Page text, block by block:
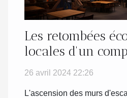
Les retombées
locales d'un
d'escalade et de
26 avril 2024 22:26
L'ascension des murs